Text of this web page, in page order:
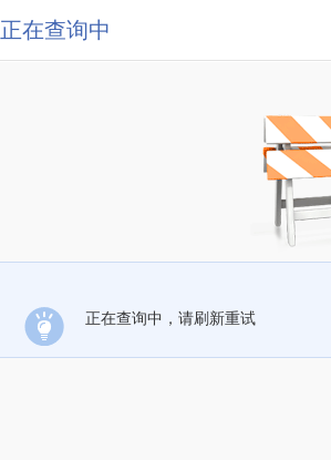
正在查询中
正在查询中，请刷新重试